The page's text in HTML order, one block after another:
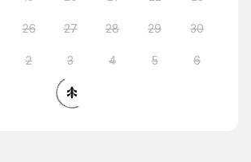
26 27 28 29 30
2 3 4 5 6